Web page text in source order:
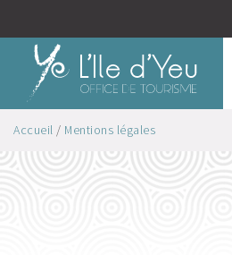
Accueil / Mentions légales